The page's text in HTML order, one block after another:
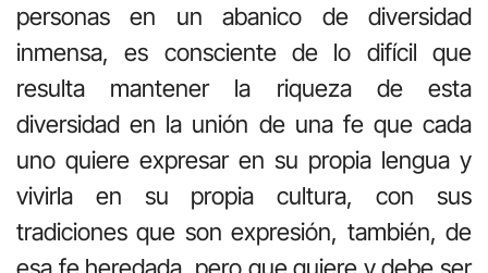
personas en un abanico de diversidad
inmensa, es consciente de lo difícil que
resulta mantener la riqueza de esta
diversidad en la unión de una fe que cada
uno quiere expresar en su propia lengua y
vivirla en su propia cultura, con sus
tradiciones que son expresión, también, de
esa fe heredada, pero que quiere y debe ser